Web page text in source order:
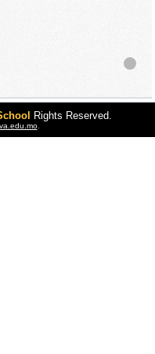
Rights Reserved.
.